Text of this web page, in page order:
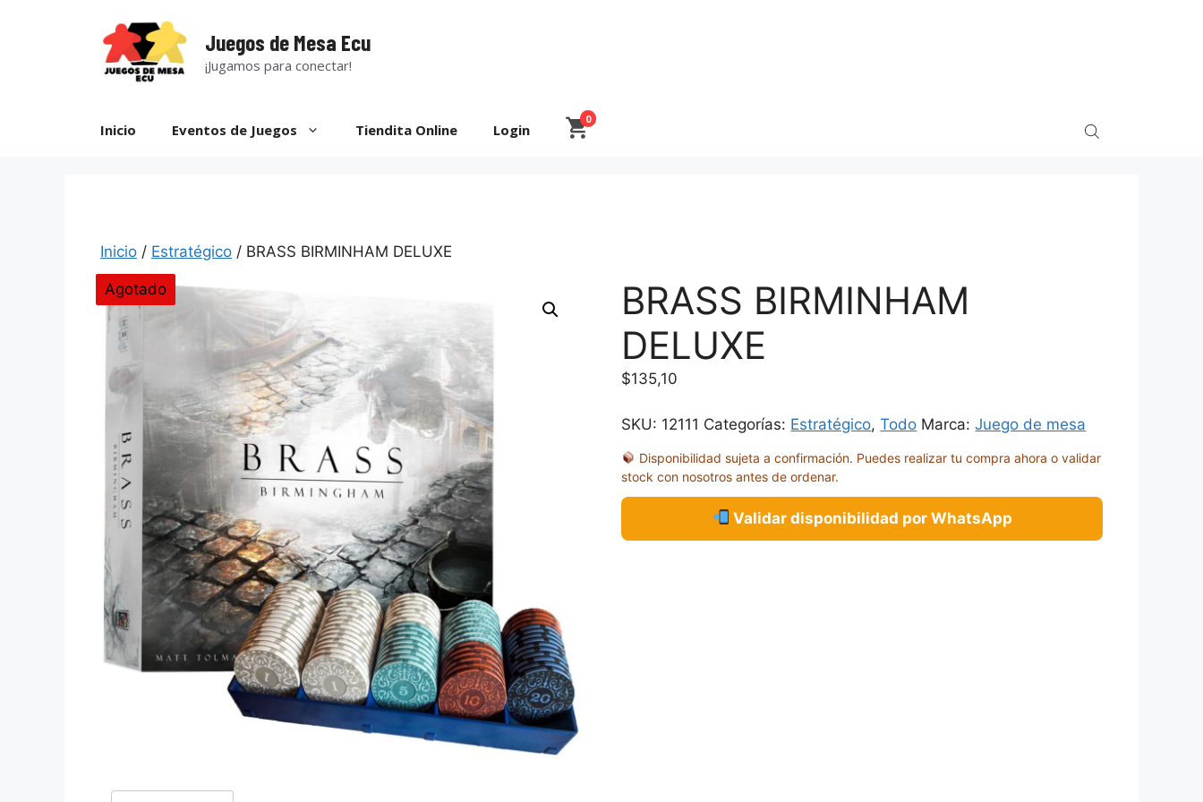
Juegos de Mesa Ecu
¡Jugamos para conectar!
Inicio Eventos de Juegos Tiendita Online Login
0
Inicio / Estratégico / BRASS BIRMINHAM DELUXE
Agotado
BRASS BIRMINHAM
DELUXE
$135,10
SKU: 12111 Categorías: Estratégico,Todo Marca:Juego de mesa
Disponibilidad sujeta a confirmación. Puedes realizar tu compra ahora o validar
stock con nosotros antes de ordenar.
Validar disponibilidad por WhatsApp